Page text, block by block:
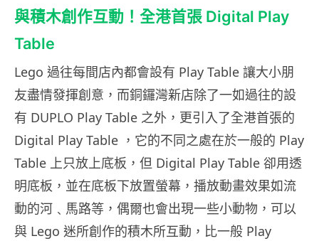
與積木創作互動！全港首張 Digital Play
Table
Lego 過往每間店內都會設有 Play Table 讓大小朋
友盡情發揮創意，而銅鑼灣新店除了一如過往的設
有 DUPLO Play Table 之外，更引入了全港首張的
Digital Play Table ，它的不同之處在於一般的 Play
Table 上只放上底板，但 Digital Play Table 卻用透
明底板，並在底板下放置螢幕，播放動畫效果如流
動的河﹑馬路等，偶爾也會出現一些小動物，可以
與 Lego 迷所創作的積木所互動，比一般 Play